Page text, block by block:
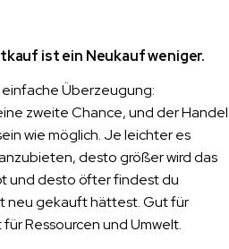
ist ein Neukauf weniger.
Überzeugung:
zweite Chance, und der Handel
wie möglich. Je leichter es
desto größer wird das
und desto öfter findest du
neu gekauft hättest. Gut für
Ressourcen und Umwelt.